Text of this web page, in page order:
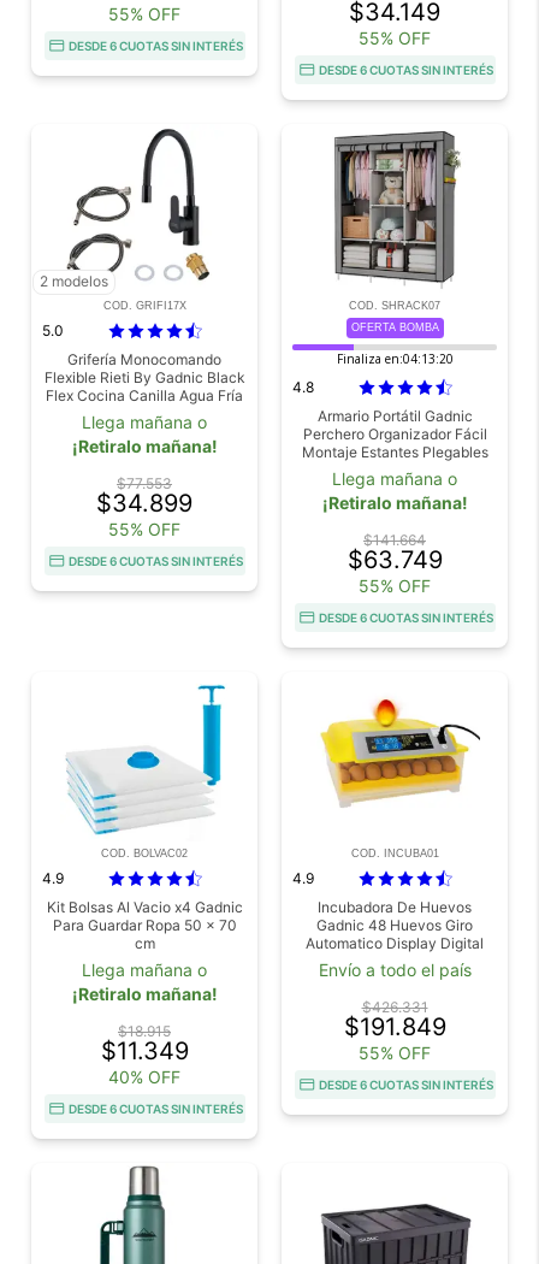
55% OFF
DESDE 6 CUOTAS SIN INTERÉS
$34.149
55% OFF
DESDE 6 CUOTAS SIN INTERÉS
2 modelos
COD. GRIFI17X
5.0
Grifería Monocomando
Flexible Rieti By Gadnic Black
Flex Cocina Canilla Agua Fría
Caliente
Llega mañana o
¡Retiralo mañana!
$77.553
$34.899
55% OFF
DESDE 6 CUOTAS SIN INTERÉS
COD. SHRACK07
OFERTA BOMBA
Finaliza en:04:13:18
4.8
Armario Portátil Gadnic
Perchero Organizador Fácil
Montaje Estantes Plegables
Ropa Zapatos y Accesorios
Llega mañana o
¡Retiralo mañana!
$141.664
$63.749
55% OFF
DESDE 6 CUOTAS SIN INTERÉS
COD. BOLVAC02
4.9
Kit Bolsas Al Vacio x4 Gadnic
Para Guardar Ropa 50 x 70
cm
Llega mañana o
¡Retiralo mañana!
$18.915
$11.349
40% OFF
DESDE 6 CUOTAS SIN INTERÉS
COD. INCUBA01
4.9
Incubadora De Huevos
Gadnic 48 Huevos Giro
Automatico Display Digital
Control Temperatura
Humedad 80W
Envío a todo el país
$426.331
$191.849
55% OFF
DESDE 6 CUOTAS SIN INTERÉS